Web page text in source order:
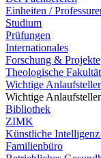
Einheiten /
Studium
Prüfungen
Internationales
Forschung & Projekte
Theologische Fakultät
Wichtige
Wichtige
Bibliothek
ZIMK
Künstliche
Familienbüro